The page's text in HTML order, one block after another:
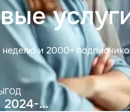
неделю и 2000+
ГОД
2024-...